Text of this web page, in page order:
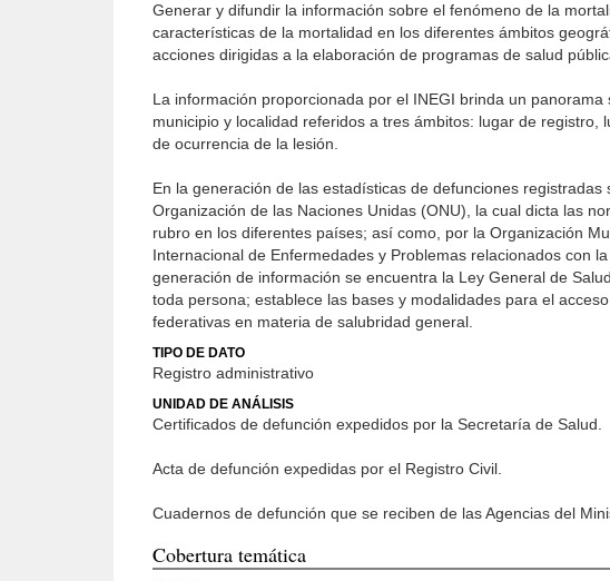
Generar y difundir la información sobre el fenómeno de la
características de la mortalidad en los diferentes ámbitos
acciones dirigidas a la elaboración de programas de salud
La información proporcionada por el INEGI brinda un
municipio y localidad referidos a tres ámbitos: lugar de
de ocurrencia de la lesión.
En la generación de las estadísticas de defunciones
Organización de las Naciones Unidas (ONU), la cual dicta las
rubro en los diferentes países; así como, por la Organización
Internacional de Enfermedades y Problemas relacionados con
generación de información se encuentra la Ley General de
toda persona; establece las bases y modalidades para el
federativas en materia de salubridad general.
TIPO DE DATO
Registro administrativo
UNIDAD DE ANÁLISIS
Certificados de defunción expedidos por la Secretaría de Salud.
Acta de defunción expedidas por el Registro Civil.
Cuadernos de defunción que se reciben de las Agencias del
Cobertura temática